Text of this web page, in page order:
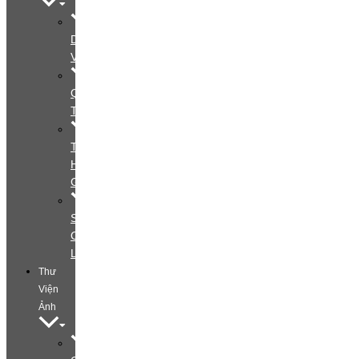
Dịch
Vụ
Quy
Trình
Tìm
Hiểu
Gói
Special
Offers
Thư
Viện
Ảnh